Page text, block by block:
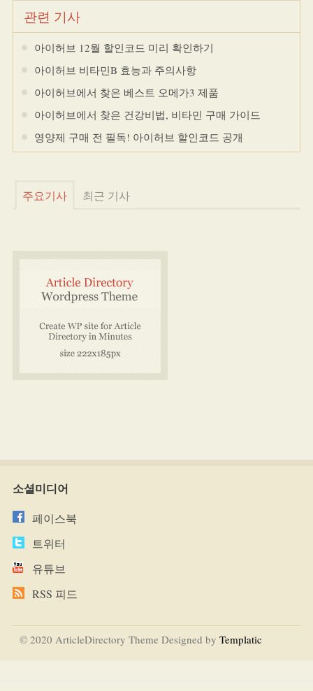
관련 기사
아이허브 12월 할인코드 미리 확인하기
아이허브 비타민B 효능과 주의사항
아이허브에서 찾은 베스트 오메가3 제품
아이허브에서 찾은 건강비법, 비타민 구매 가이드
영양제 구매 전 필독! 아이허브 할인코드 공개
주요기사 최근 기사
소셜미디어
페이스북
트위터
유튜브
RSS 피드
© 2020 ArticleDirectory Theme Designed by Templatic